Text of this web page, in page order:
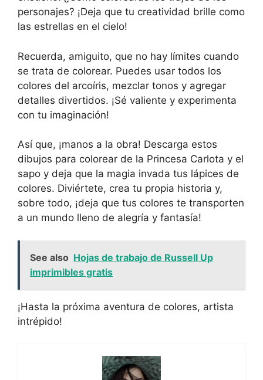
personajes? ¡Deja que tu creatividad brille como
las estrellas en el cielo!
Recuerda, amiguito, que no hay límites cuando
se trata de colorear. Puedes usar todos los
colores del arcoíris, mezclar tonos y agregar
detalles divertidos. ¡Sé valiente y experimenta
con tu imaginación!
Así que, ¡manos a la obra! Descarga estos
dibujos para colorear de la Princesa Carlota y el
sapo y deja que la magia invada tus lápices de
colores. Diviértete, crea tu propia historia y,
sobre todo, ¡deja que tus colores te transporten
a un mundo lleno de alegría y fantasía!
See also Hojas de trabajo de Russell Up
imprimibles gratis
¡Hasta la próxima aventura de colores, artista
intrépido!